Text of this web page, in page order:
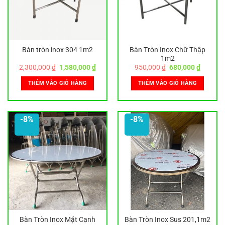
Bàn tròn inox 304 1m2
2,300,000₫ Giá
gốc
là:
2,300,000 ₫.
1,580,000₫Giá
hiện
1,580,000 ₫.
THÊM VÀO GIỎ HÀNG
Bàn Tròn Inox Chữ Thập
1m2
950,000₫ Giá
là:
950,000 ₫.
680,000₫Giá
hiện
THÊM VÀO GIỎ HÀNG
-8%
Bàn Tròn Inox Mặt Cạnh
-8%
Bàn Tròn Inox Sus 201,1m2